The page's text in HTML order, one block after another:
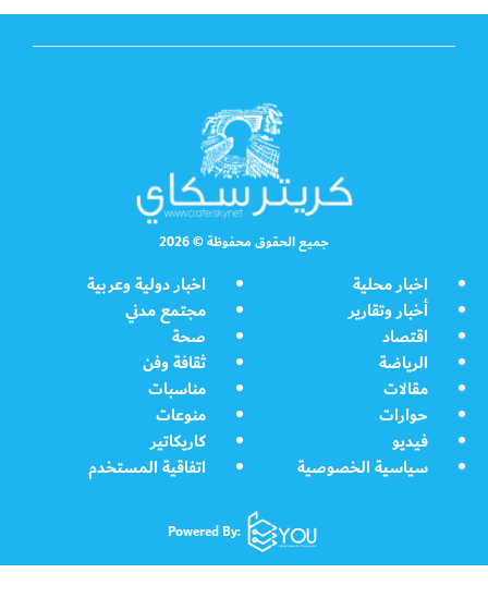
جميع الحقوق محفوظة © 2026
اخبار محلية
اخبار دولية وعربية
أخبار وتقارير
مجتمع مدني
اقتصاد
صحة
الرياضة
ثقافة وفن
مقالات
مناسبات
حوارات
منوعات
فيديو
كاريكاتير
سياسية الخصوصية
اتفاقية المستخدم
Powered By: